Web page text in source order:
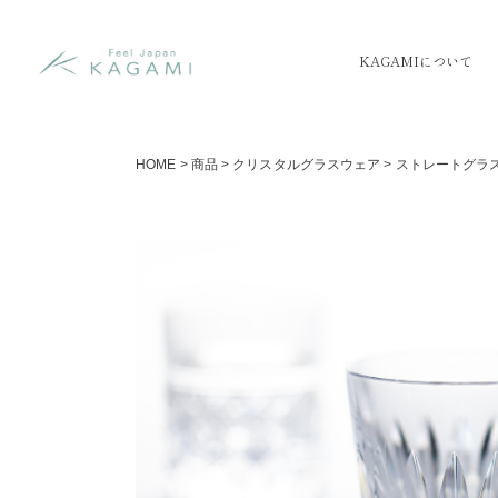
KAGAMIについて
HOME > 商品 > クリスタルグラスウェア > ストレートグラ